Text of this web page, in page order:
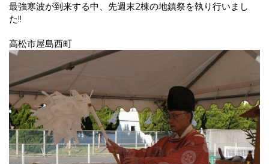
最強寒波が到来する中、先週末2棟の地鎮祭を執り行いまし
た!!
高松市屋島西町